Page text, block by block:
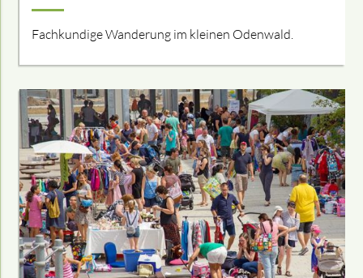
Fachkundige Wanderung im kleinen Odenwald.